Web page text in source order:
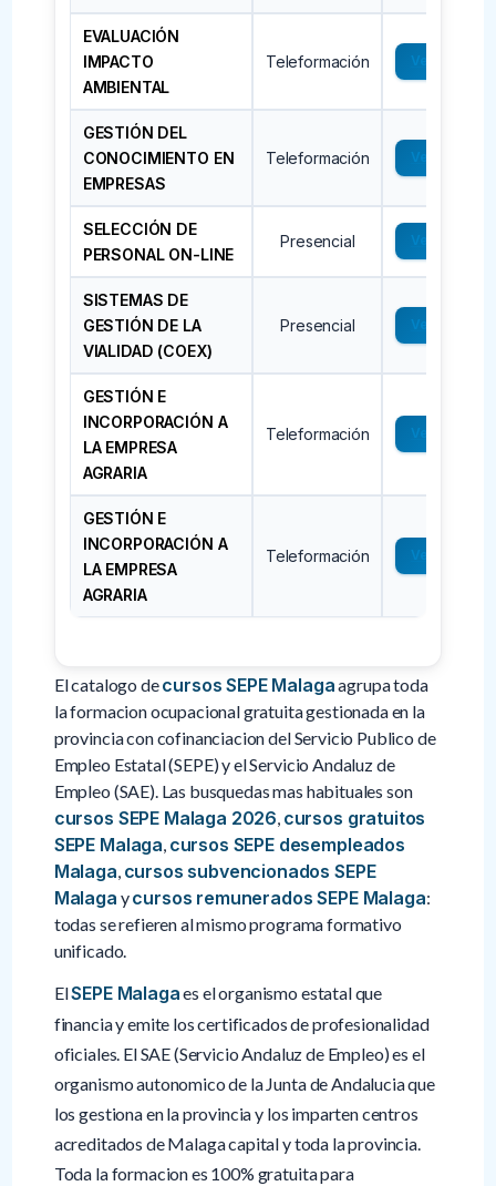
EVALUACIÓN
IMPACTO
AMBIENTAL
Teleformación Ver →
GESTIÓN DEL
CONOCIMIENTO EN
EMPRESAS
Teleformación Ver →
SELECCIÓN DE
PERSONAL ON-LINE
Presencial Ver →
SISTEMAS DE
GESTIÓN DE LA
VIALIDAD (COEX)
Presencial Ver →
GESTIÓN E
INCORPORACIÓN A
LA EMPRESA
AGRARIA
Teleformación Ver →
GESTIÓN E
INCORPORACIÓN A
LA EMPRESA
AGRARIA
Teleformación Ver →
El catalogo decursos SEPE Malagaagrupa toda
la formacion ocupacional gratuita gestionada en la
provincia con cofinanciacion del Servicio Publico de
Empleo Estatal (SEPE) y el Servicio Andaluz de
Empleo (SAE). Las busquedas mas habituales son
cursos SEPE Malaga 2026, cursos gratuitos
SEPE Malaga, cursos SEPE desempleados
Malaga, cursos subvencionados SEPE
Malaga ycursos remunerados SEPE Malaga:
todas se refieren al mismo programa formativo
unificado.
ElSEPE Malagaes el organismo estatal que
financia y emite los certificados de profesionalidad
oficiales. El SAE (Servicio Andaluz de Empleo) es el
organismo autonomico de la Junta de Andalucia que
los gestiona en la provincia y los imparten centros
acreditados de Malaga capital y toda la provincia.
Toda la formacion es 100% gratuita para